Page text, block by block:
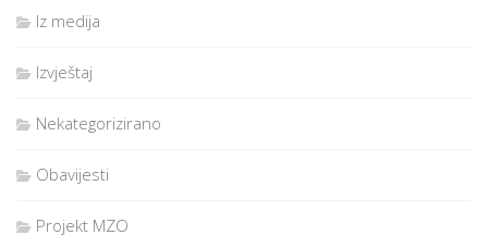
Iz medija
Izvještaj
Nekategorizirano
Obavijesti
Projekt MZO